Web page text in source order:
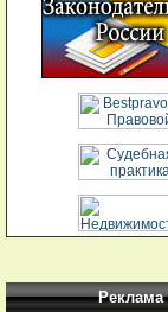
Реклама